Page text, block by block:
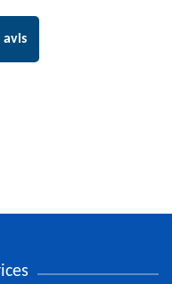
avis